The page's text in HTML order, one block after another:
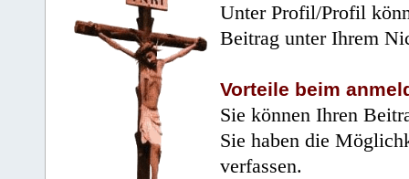
Unter Profil/Profil
Beitrag unter Ihrem
Vorteile beim
Sie können Ihren
Sie haben die
verfassen.